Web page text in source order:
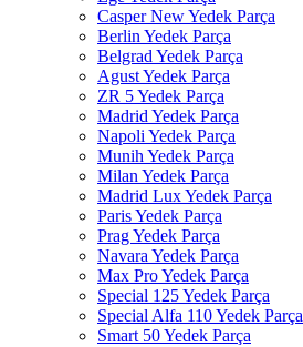
Casper New Yedek Parça
Berlin Yedek Parça
Belgrad Yedek Parça
Agust Yedek Parça
ZR 5 Yedek Parça
Madrid Yedek Parça
Napoli Yedek Parça
Munih Yedek Parça
Milan Yedek Parça
Madrid Lux Yedek Parça
Paris Yedek Parça
Prag Yedek Parça
Navara Yedek Parça
Max Pro Yedek Parça
Special 125 Yedek Parça
Special Alfa 110 Yedek Parça
Smart 50 Yedek Parça